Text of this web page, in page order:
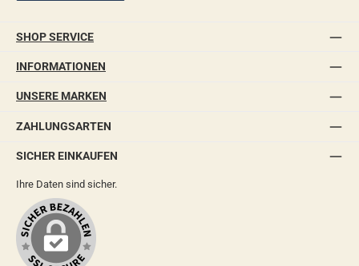
SHOP SERVICE
INFORMATIONEN
UNSERE MARKEN
ZAHLUNGSARTEN
SICHER EINKAUFEN
Ihre Daten sind sicher.